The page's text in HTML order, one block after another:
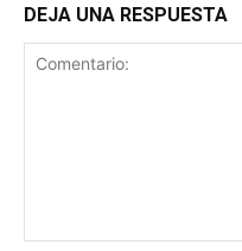
DEJA UNA RESPUESTA